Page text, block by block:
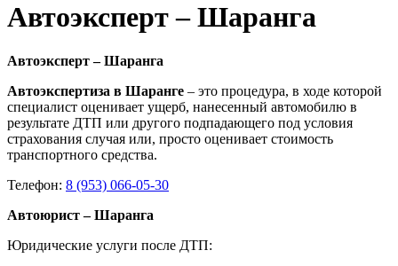
Автоэксперт – Шаранга
Автоэксперт – Шаранга
Автоэкспертиза в Шаранге – это процедура, в ходе которой
специалист оценивает ущерб, нанесенный автомобилю в
результате ДТП или другого подпадающего под условия
страхования случая или, просто оценивает стоимость
транспортного средства.
Телефон: 8 (953) 066-05-30
Автоюрист – Шаранга
Юридические услуги после ДТП: